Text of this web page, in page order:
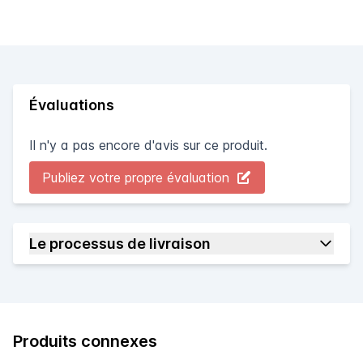
Évaluations
Il n'y a pas encore d'avis sur ce produit.
Publiez votre propre évaluation
Le processus de livraison
Produits connexes